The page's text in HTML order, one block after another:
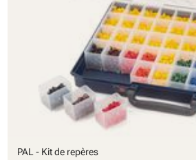
PAL - Kit de repères